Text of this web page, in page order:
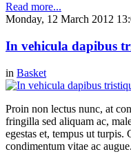
Read more...
Monday, 12 March 2012
In vehicula dapibus
in Basket
Proin non lectus nunc, at
fringilla sed aliquam ac,
egestas et, tempus ut
condimentum vitae ac